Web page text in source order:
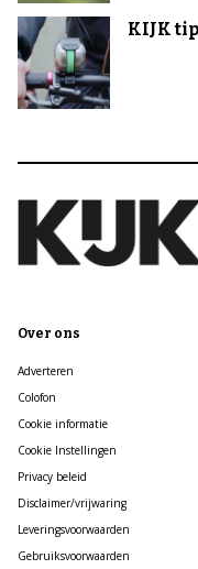
KIJK
Over ons
Adverteren
Colofon
Cookie informatie
Cookie Instellingen
Privacy beleid
Disclaimer/vrijwaring
Leveringsvoorwaarden
Gebruiksvoorwaarden